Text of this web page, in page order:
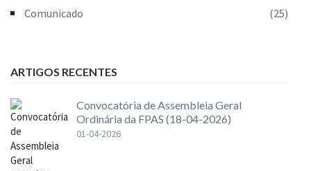
Comunicado
(25)
ARTIGOS RECENTES
Convocatória de Assembleia Geral
Ordinária da FPAS (18-04-2026)
01-04-2026